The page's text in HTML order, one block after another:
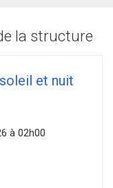
la structure
et nuit
à 02h00